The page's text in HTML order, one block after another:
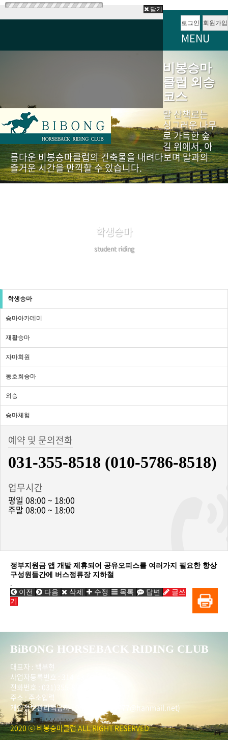
닫기
로그인
회원가입
MENU
비봉승마
클럽 외승
코스
말 산책로는
싱그러운 나무
로 가득한 숲
길 위에서, 아
름다운 비봉승마클럽의 건축물을 내려다보며 말과의
즐거운 시간을 만끽할 수 있습니다.
학생승마
student riding
학생승마
승마아카데미
재활승마
자마회원
동호회승마
외승
승마체험
예약 및 문의전화
031-355-8518 (010-5786-8518)
업무시간
평일 08:00 ~ 18:00
주말 08:00 ~ 18:00
정부지원금 앱 개발 제휴되어 공유오피스를 여러가지 필요한 항상
구성원들간에 버스정류장 지하철
.
이전
다음 삭제 수정 목록 답변
글쓰
기
BiBONG HORSEBACK RIDING CLUB
대표자 : 백부현
사업자등록번호 : 314-43-00551
전화번호 : 031)355-8518
주소 : 주소입력
개인정보관리책임자 : 이은정(ejlee7777@hanmail.net)
2020 ⓒ 비봉승마클럽 ALL RIGHT RESERVED